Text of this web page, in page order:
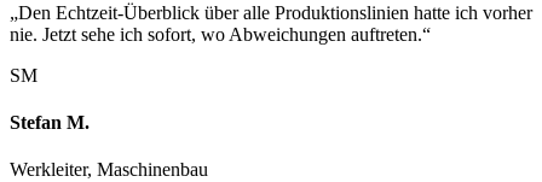
„Den Echtzeit-Überblick über alle Produktionslinien hatte ich vorher
nie. Jetzt sehe ich sofort, wo Abweichungen auftreten.“
SM
Stefan M.
Werkleiter, Maschinenbau